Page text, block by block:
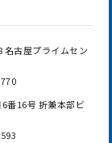
古屋プライムセン
番16号 折兼本部ビ